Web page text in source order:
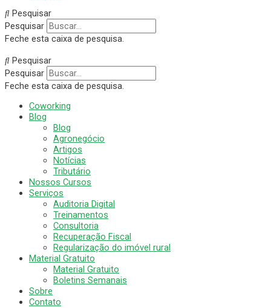
Pesquisar
Pesquisar
Feche esta caixa de pesquisa.
Pesquisar
Pesquisar
Feche esta caixa de pesquisa.
Coworking
Blog
Blog
Agronegócio
Artigos
Notícias
Tributário
Nossos Cursos
Serviços
Auditoria Digital
Treinamentos
Consultoria
Recuperação Fiscal
Regularização do imóvel rural
Material Gratuito
Material Gratuito
Boletins Semanais
Sobre
Contato